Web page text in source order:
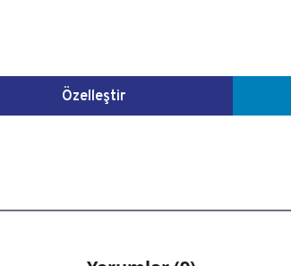
Özelleştir